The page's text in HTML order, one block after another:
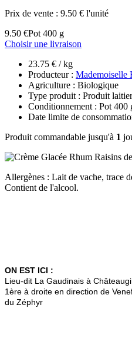
Prix de vente : 9.50 € l'unité
9.50 €Pot 400 g
Choisir une livraison
23.75 € / kg
Producteur : Mademoiselle
Agriculture : Biologique
Type produit : Produit
Conditionnement : Pot 400
Date limite de
Produit commandable jusqu'à 1
Allergènes : Lait de vache, trace
Contient de l'alcool.
ON EST ICI :
Lieu-dit La Gaudinais à
1ère à droite en direction de
du Zéphyr